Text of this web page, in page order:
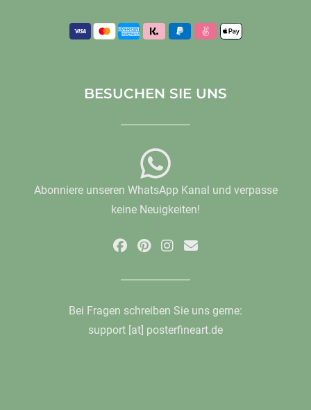
BESUCHEN SIE UNS
Abonniere unseren WhatsApp Kanal und verpasse
keine Neuigkeiten!
Bei Fragen schreiben Sie uns gerne:
support [at] posterfineart.de